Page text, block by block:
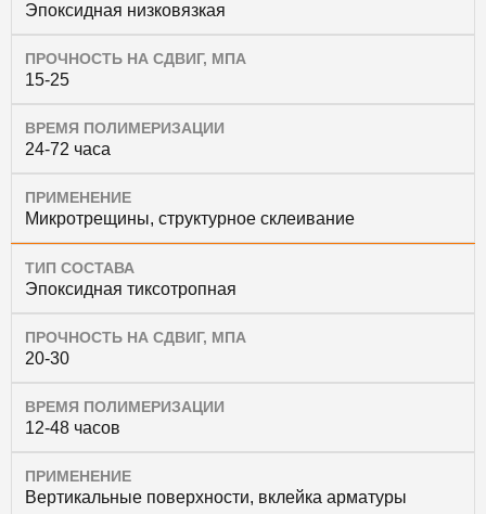
Эпоксидная низковязкая
ПРОЧНОСТЬ НА СДВИГ, МПА
15-25
ВРЕМЯ ПОЛИМЕРИЗАЦИИ
24-72 часа
ПРИМЕНЕНИЕ
Микротрещины, структурное склеивание
ТИП СОСТАВА
Эпоксидная тиксотропная
ПРОЧНОСТЬ НА СДВИГ, МПА
20-30
ВРЕМЯ ПОЛИМЕРИЗАЦИИ
12-48 часов
ПРИМЕНЕНИЕ
Вертикальные поверхности, вклейка арматуры